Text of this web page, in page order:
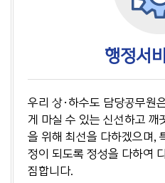
행정서
우리 상·하수도 담당공무원
게 마실 수 있는 신선하고 깨
을 위해 최선을 다하겠으며,
정이 되도록 정성을 다하여
짐합니다.